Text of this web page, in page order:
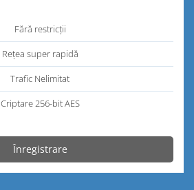
Fără restricții
Rețea super rapidă
Trafic Nelimitat
Criptare 256-bit AES
Înregistrare